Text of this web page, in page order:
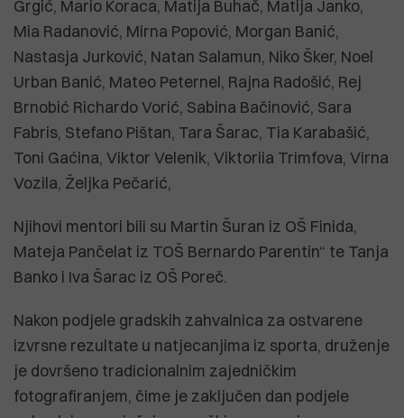
Grgić, Mario Koraca, Matija Buhač, Matija Janko,
Mia Radanović, Mirna Popović, Morgan Banić,
Nastasja Jurković, Natan Salamun, Niko Šker, Noel
Urban Banić, Mateo Peternel, Rajna Radošić, Rej
Brnobić Richardo Vorić, Sabina Bačinović, Sara
Fabris, Stefano Pištan, Tara Šarac, Tia Karabašić,
Toni Gaćina, Viktor Velenik, Viktoriia Trimfova, Virna
Vozila, Željka Pečarić,
Njihovi mentori bili su Martin Šuran iz OŠ Finida,
Mateja Pančelat iz TOŠ Bernardo Parentin“ te Tanja
Banko i Iva Šarac iz OŠ Poreč.
Nakon podjele gradskih zahvalnica za ostvarene
izvrsne rezultate u natjecanjima iz sporta, druženje
je dovršeno tradicionalnim zajedničkim
fotografiranjem, čime je zaključen dan podjele